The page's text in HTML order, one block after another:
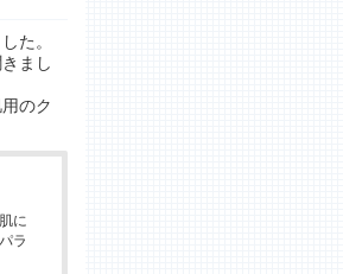
た。
まし
のク
に
ラ